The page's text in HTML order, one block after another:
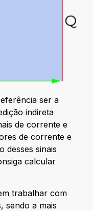
ser a
indireta
de corrente e
de corrente e
desses sinais
calcular
trabalhar com
sendo a mais